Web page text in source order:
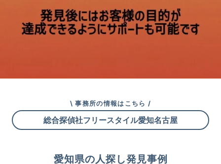
\ 事務所の情報はこちら /
総合探偵社フリースタイル愛知名古屋
愛知県の人探し発見事例